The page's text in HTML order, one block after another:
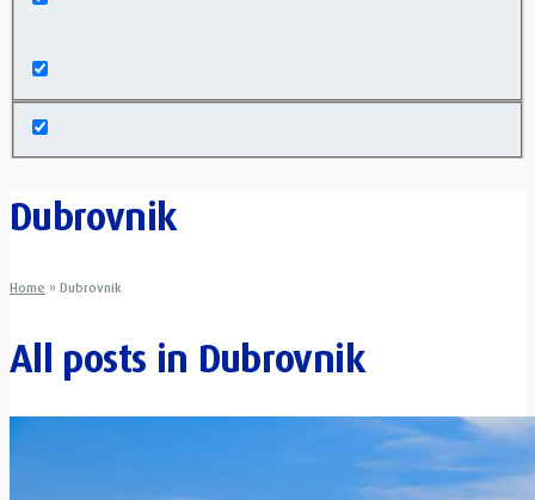
Dubrovnik
Home » Dubrovnik
All posts in Dubrovnik